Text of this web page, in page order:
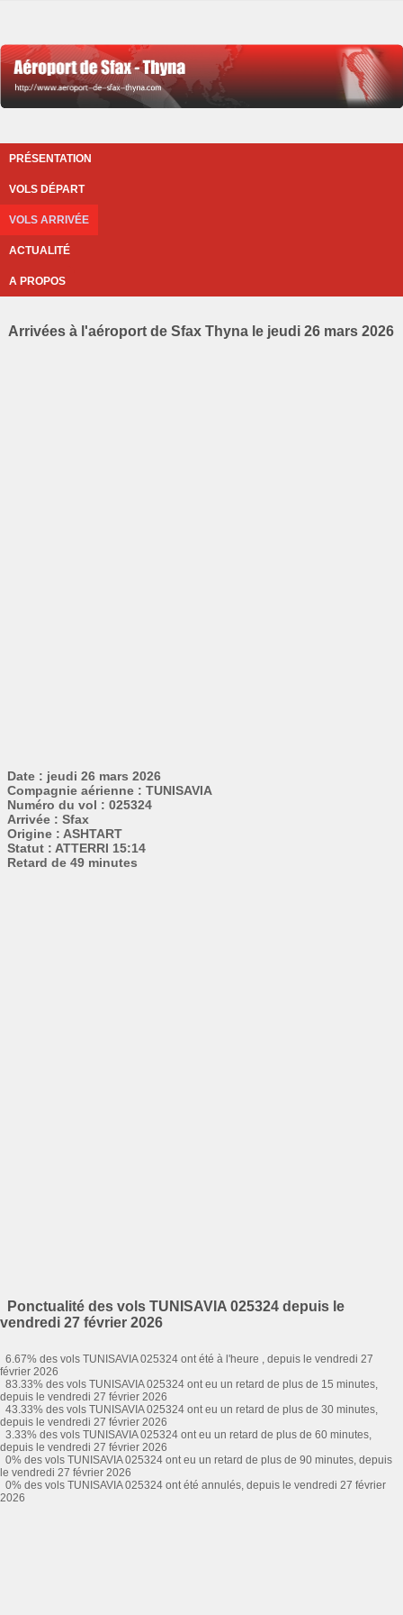
PRÉSENTATION
VOLS DÉPART
VOLS ARRIVÉE
ACTUALITÉ
A PROPOS
Arrivées à l'aéroport de Sfax Thyna le jeudi 26 mars 2026
Date : jeudi 26 mars 2026
Compagnie aérienne : TUNISAVIA
Numéro du vol : 025324
Arrivée : Sfax
Origine : ASHTART
Statut : ATTERRI 15:14
Retard de 49 minutes
Ponctualité des vols TUNISAVIA 025324 depuis le
vendredi 27 février 2026
6.67% des vols TUNISAVIA 025324 ont été à l'heure , depuis le vendredi 27
février 2026
83.33% des vols TUNISAVIA 025324 ont eu un retard de plus de 15 minutes,
depuis le vendredi 27 février 2026
43.33% des vols TUNISAVIA 025324 ont eu un retard de plus de 30 minutes,
depuis le vendredi 27 février 2026
3.33% des vols TUNISAVIA 025324 ont eu un retard de plus de 60 minutes,
depuis le vendredi 27 février 2026
0% des vols TUNISAVIA 025324 ont eu un retard de plus de 90 minutes, depuis
le vendredi 27 février 2026
0% des vols TUNISAVIA 025324 ont été annulés, depuis le vendredi 27 février
2026